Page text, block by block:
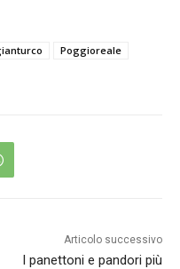
Poggioreale
Articolo successivo
I panettoni e pandori più